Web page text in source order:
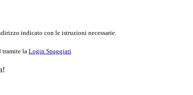
indicato con le istruzioni necessarie.
tramite la Login Spaggiari